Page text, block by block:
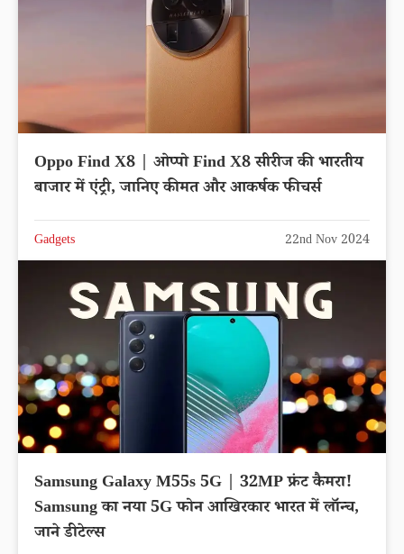
Oppo Find X8 | ओप्पो Find X8 सीरीज की भारतीय
बाजार में एंट्री, जानिए कीमत और आकर्षक फीचर्स
Gadgets 22nd Nov 2024
Samsung Galaxy M55s 5G | 32MP फ्रंट कैमरा!
Samsung का नया 5G फोन आखिरकार भारत में लॉन्च,
जाने डीटेल्स